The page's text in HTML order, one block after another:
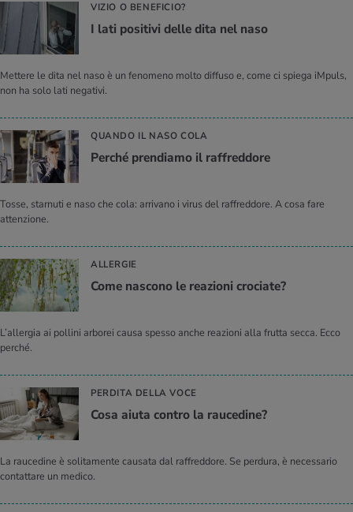
VIZIO O BENEFICIO?
I lati po­si­ti­vi delle dita nel naso
Mettere le dita nel naso è un fenomeno molto diffuso e, come ci spiega iMpuls,
non ha solo lati negativi.
QUANDO IL NASO COLA
Per­ché pren­dia­mo il raf­fred­do­re
Tosse, starnuti e naso che cola: arrivano i virus del raffreddore. A cosa fare
attenzione.
ALLERGIE
Come na­sco­no le rea­zio­ni cro­cia­te?
L’allergia ai pollini arborei causa spesso anche reazioni alla frutta secca. Ecco
perché.
PERDITA DELLA VOCE
Cosa aiuta con­tro la rau­ce­di­ne?
La raucedine è solitamente causata dal raffreddore. Se perdura, è necessario
contattare un medico.